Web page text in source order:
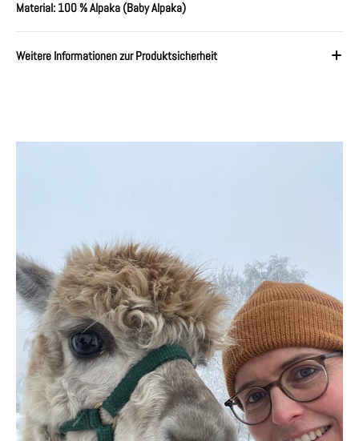
Material: 100 % Alpaka (Baby Alpaka)
Weitere Informationen zur Produktsicherheit